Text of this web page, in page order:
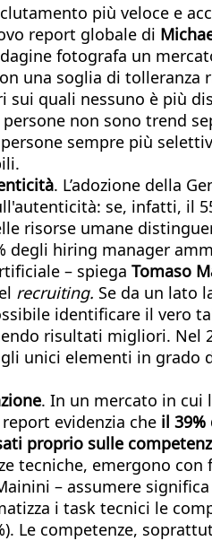
più veloce e
report globale di
fotografa un
una soglia di tolleranza
quali nessuno è più
non sono trend
sempre più
. L’adozione della
se, infatti, il
risorse umane
hiring manager
– spiega Tomaso
recruiting. Se da un lato
identificare il vero
risultati migliori. Nel
unici elementi in grado
. In un mercato in cui
evidenzia che il
proprio sulle
tecniche, emergono
– assumere
i task tecnici le
Le competenze,